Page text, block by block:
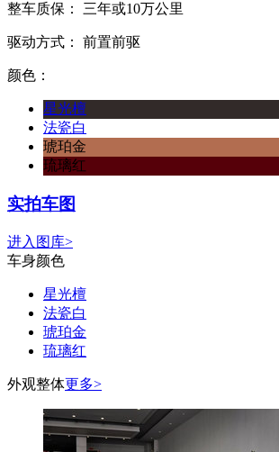
整车质保： 三年或10万公里
驱动方式： 前置前驱
颜色：
星光檀
法瓷白
琥珀金
琉璃红
实拍车图
进入图库>
车身颜色
星光檀
法瓷白
琥珀金
琉璃红
外观整体更多>